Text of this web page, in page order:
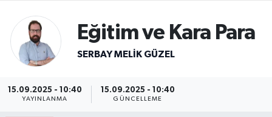
Eğitim ve Kara Para
SERBAY MELIK GÜZEL
15.09.2025 - 10:40
YAYINLANMA
15.09.2025 - 10:40
GÜNCELLEME
Tire Trafik Yoğunluk Haritası
Tüm Manşetler